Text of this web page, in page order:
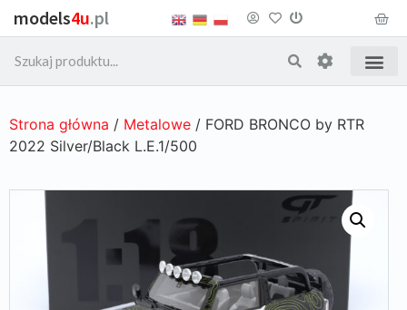
models4u.pl
Strona główna / Metalowe / FORD BRONCO by RTR
2022 Silver/Black L.E.1/500